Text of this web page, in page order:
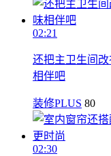
02:21
还把主卫生间
相伴吧
装修PLUS 80
02:30